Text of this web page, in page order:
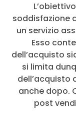
soddisfazione
un servizio
Esso
dell’acquisto
si limita
dell’acquisto
anche dopo.
post